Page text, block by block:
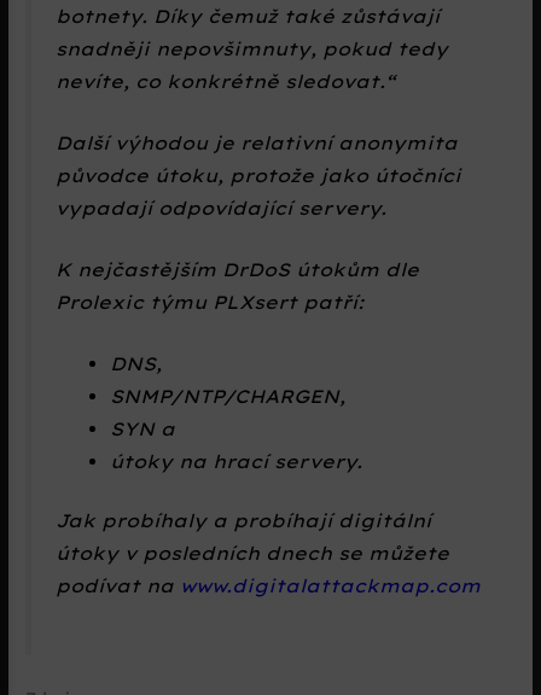
botnety. Díky čemuž také zůstávají
snadněji nepovšimnuty, pokud tedy
nevíte, co konkrétně sledovat.
Další výhodou je relativní anonymita
původce útoku, protože jako útočníci
vypadají odpovídající servery.
K nejčastějším DrDoS útokům dle
Prolexic týmu PLXsert patří:
DNS,
SNMP/NTP/CHARGEN,
SYN a
útoky na hrací servery.
Jak probíhaly a probíhají digitální
útoky v posledních dnech se můžete
podívat na www.digitalattackmap.com